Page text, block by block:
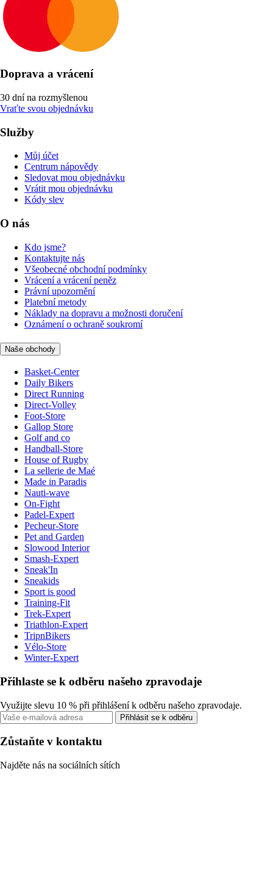
Doprava a vrácení
30 dní na rozmyšlenou
Vraťte svou objednávku
Služby
Můj účet
Centrum nápovědy
Sledovat mou objednávku
Vrátit mou objednávku
Kódy slev
O nás
Kdo jsme?
Kontaktujte nás
Všeobecné obchodní podmínky
Vrácení a vrácení peněz
Právní upozornění
Platební metody
Náklady na dopravu a možnosti doručení
Oznámení o ochraně soukromí
Naše obchody
Basket-Center
Daily Bikers
Direct Running
Direct-Volley
Foot-Store
Gallop Store
Golf and co
Handball-Store
House of Rugby
La sellerie de Maé
Made in Paradis
Nauti-wave
On-Fight
Padel-Expert
Pecheur-Store
Pet and Garden
Slowood Interior
Smash-Expert
Sneak'In
Sneakids
Sport is good
Training-Fit
Trek-Expert
Triathlon-Expert
TripnBikers
Vélo-Store
Winter-Expert
Přihlaste se k odběru našeho zpravodaje
Využijte slevu 10 % při přihlášení k odběru našeho zpravodaje.
Přihlásit se k odběru
Zůstaňte v kontaktu
Najděte nás na sociálních sítích